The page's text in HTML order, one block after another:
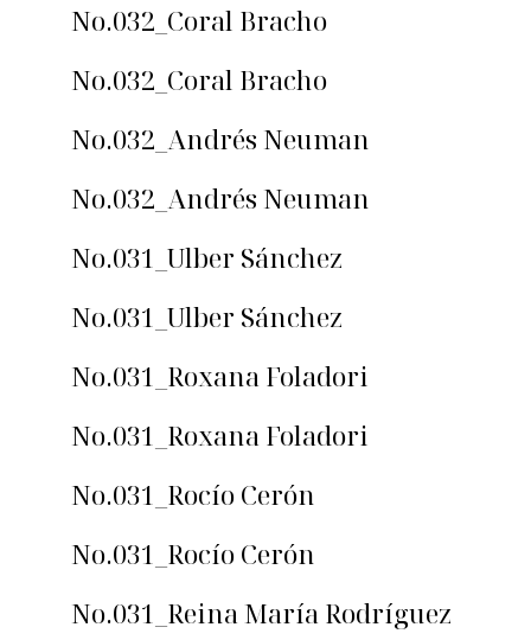
No.032_Coral Bracho
No.032_Coral Bracho
No.032_Andrés Neuman
No.032_Andrés Neuman
No.031_Ulber Sánchez
No.031_Ulber Sánchez
No.031_Roxana Foladori
No.031_Roxana Foladori
No.031_Rocío Cerón
No.031_Rocío Cerón
No.031_Reina María Rodríguez